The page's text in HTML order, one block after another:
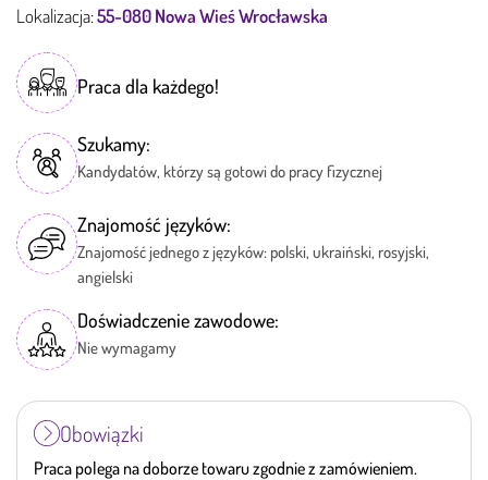
Lokalizacja:55-080 Nowa Wieś Wrocławska
Praca dla każdego!
Szukamy:
Kandydatów, którzy są gotowi do pracy fizycznej
Znajomość języków:
Znajomość jednego z języków: polski, ukraiński, rosyjski,
angielski
Doświadczenie zawodowe:
Nie wymagamy
Obowiązki
Praca polega na doborze towaru zgodnie z zamówieniem.